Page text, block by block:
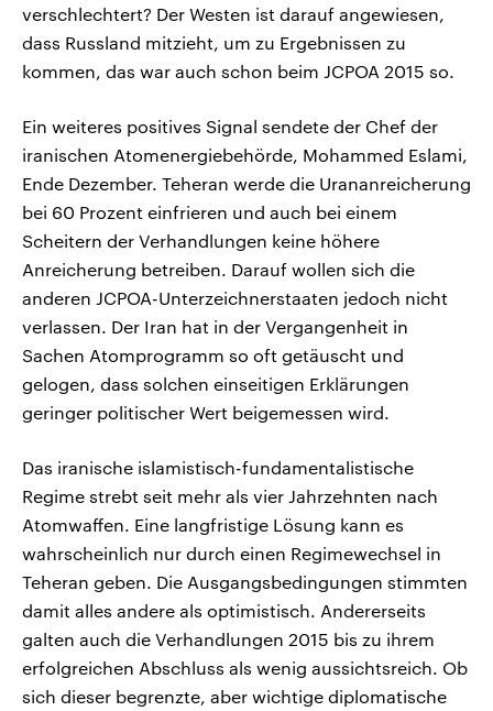
verschlechtert? Der Westen ist darauf angewiesen,
dass Russland mitzieht, um zu Ergebnissen zu
kommen, das war auch schon beim JCPOA 2015 so.
Ein weiteres positives Signal sendete der Chef der
iranischen Atomenergiebehörde, Mohammed Eslami,
Ende Dezember. Teheran werde die Urananreicherung
bei 60 Prozent einfrieren und auch bei einem
Scheitern der Verhandlungen keine höhere
Anreicherung betreiben. Darauf wollen sich die
anderen JCPOA-Unterzeichnerstaaten jedoch nicht
verlassen. Der Iran hat in der Vergangenheit in
Sachen Atomprogramm so oft getäuscht und
gelogen, dass solchen einseitigen Erklärungen
geringer politischer Wert beigemessen wird.
Das iranische islamistisch-fundamentalistische
Regime strebt seit mehr als vier Jahrzehnten nach
Atomwaffen. Eine langfristige Lösung kann es
wahrscheinlich nur durch einen Regimewechsel in
Teheran geben. Die Ausgangsbedingungen stimmten
damit alles andere als optimistisch. Andererseits
galten auch die Verhandlungen 2015 bis zu ihrem
erfolgreichen Abschluss als wenig aussichtsreich. Ob
sich dieser begrenzte, aber wichtige diplomatische